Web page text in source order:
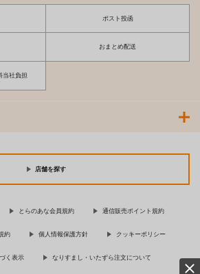
ポスト投函
おまとめ配送
当社負担
店舗を探す
とらのあな会員規約 通信販売ポイント規約
約 個人情報保護方針 クッキーポリシー
く表示 なりすまし・いたずら注文について